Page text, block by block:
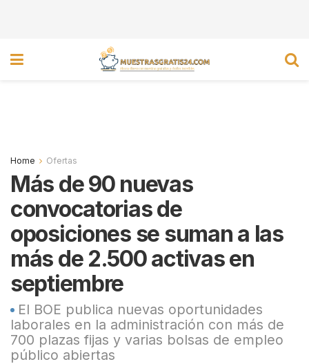
Home Ofertas
Más de 90 nuevas
convocatorias de
oposiciones se suman a las
más de 2.500 activas en
septiembre
El BOE publica nuevas oportunidades
laborales en la administración con más de
700 plazas fijas y varias bolsas de empleo
público abiertas